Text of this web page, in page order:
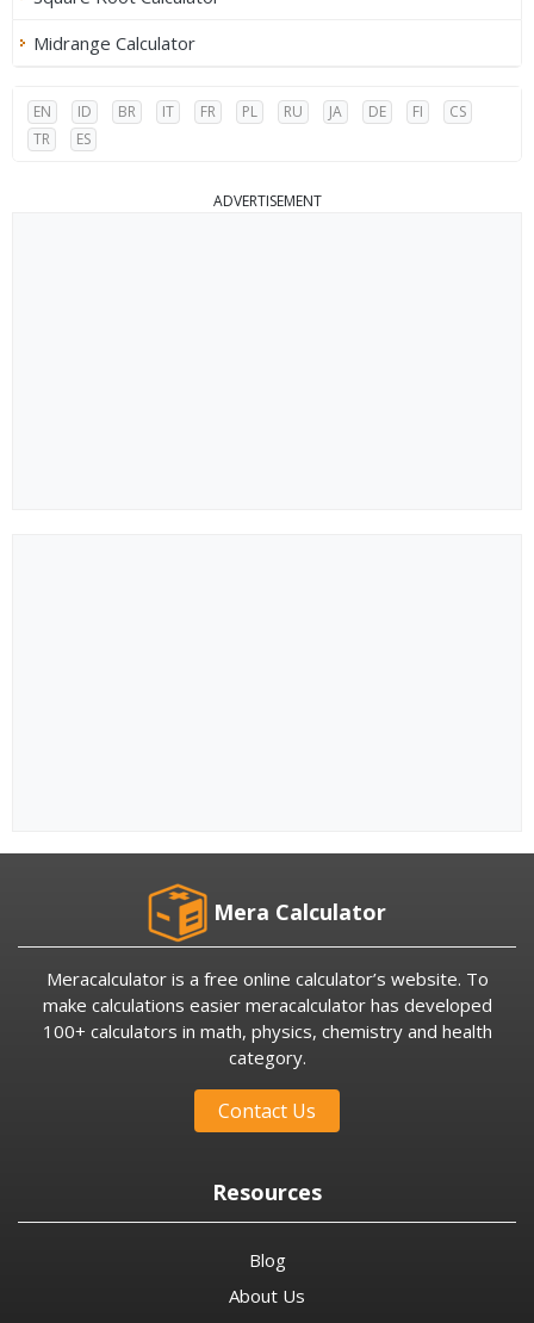
Midrange Calculator
EN ID BR IT FR PL RU JA DE FI
CS
TR
ES
ADVERTISEMENT
Mera Calculator
Meracalculator is a free online calculator’s website. To
make calculations easier meracalculator has developed
100+ calculators in math, physics, chemistry and health
category.
Contact Us
Resources
Blog
About Us